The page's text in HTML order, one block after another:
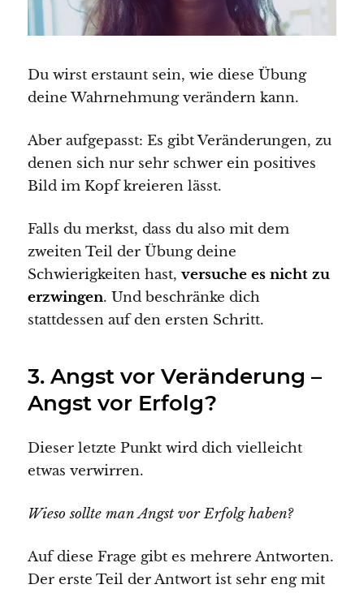
Du wirst erstaunt sein, wie diese Übung
deine Wahrnehmung verändern kann.
Aber aufgepasst: Es gibt Veränderungen, zu
denen sich nur sehr schwer ein positives
Bild im Kopf kreieren lässt.
Falls du merkst, dass du also mit dem
zweiten Teil der Übung deine
Schwierigkeiten hast, versuche es nicht zu
erzwingen. Und beschränke dich
stattdessen auf den ersten Schritt.
3. Angst vor Veränderung –
Angst vor Erfolg?
Dieser letzte Punkt wird dich vielleicht
etwas verwirren.
Wieso sollte man Angst vor Erfolg haben?
Auf diese Frage gibt es mehrere Antworten.
Der erste Teil der Antwort ist sehr eng mit